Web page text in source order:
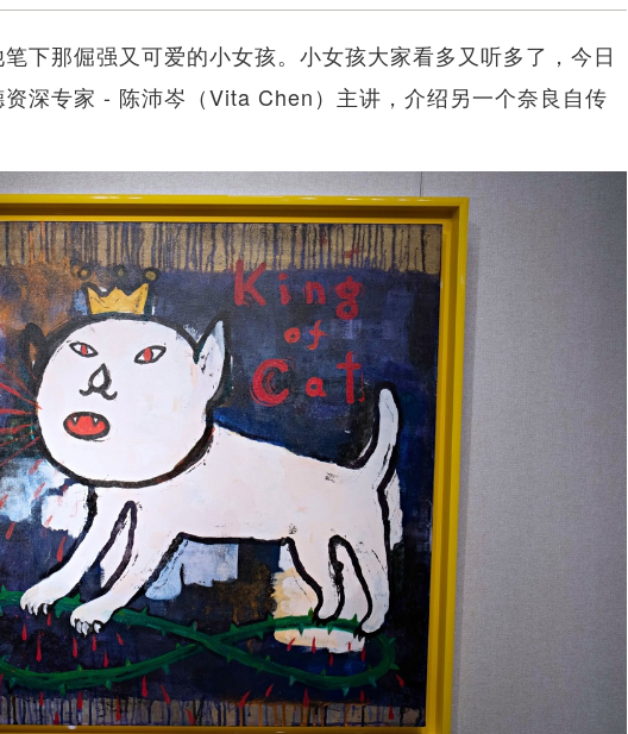
下那倔强又可爱的小女孩。小女孩大家看多又听多了，今日
深专家 - 陈沛岑（Vita Chen）主讲，介绍另一个奈良自传